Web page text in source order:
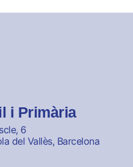
i Primària
6
del Vallès, Barcelona